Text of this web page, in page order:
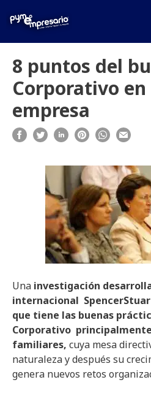
8 puntos del
Corporativo
empresa
Una investigación
internacional
que tiene las buenas
Corporativo
familiares, cuya mesa
naturaleza y después su
genera nuevos retos